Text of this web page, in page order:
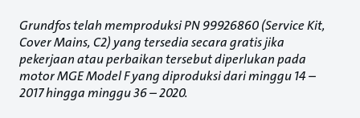
Grundfos telah memproduksi PN 99926860 (Service Kit,
Cover Mains, C2) yang tersedia secara gratis jika
pekerjaan atau perbaikan tersebut diperlukan pada
motor MGE Model F yang diproduksi dari minggu 14 –
2017 hingga minggu 36 – 2020.